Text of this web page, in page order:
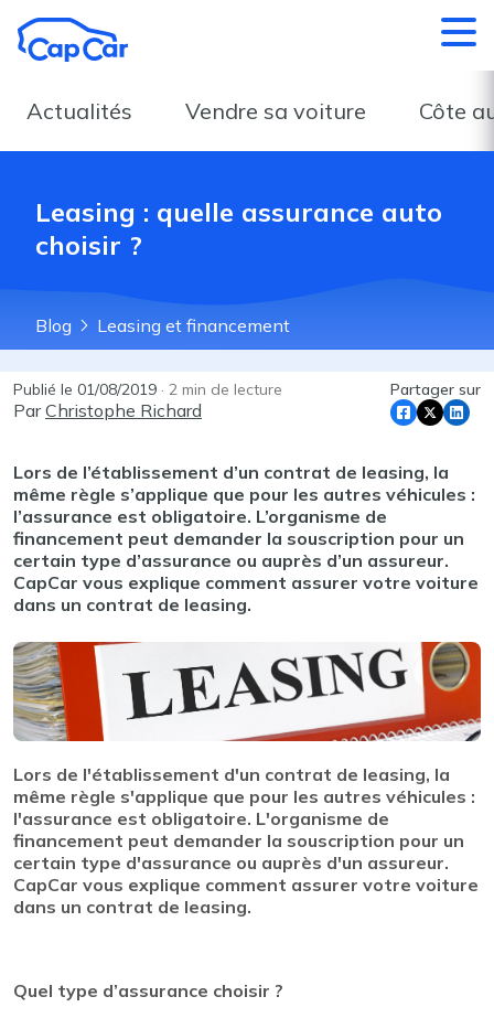
Actualités Vendre sa voiture Côte
Leasing : quelle assurance auto
choisir ?
Blog Leasing et financement
Publié le 01/08/2019 · 2 min de lecture
ParChristophe Richard
Partager sur
Lors de l’établissement d’un contrat de leasing, la
même règle s’applique que pour les autres véhicules :
l’assurance est obligatoire. L’organisme de
financement peut demander la souscription pour un
certain type d’assurance ou auprès d’un assureur.
CapCar vous explique comment assurer votre voiture
dans un contrat de leasing.
Lors de l'établissement d'un contrat de leasing, la
même règle s'applique que pour les autres véhicules :
l'assurance est obligatoire. L'organisme de
financement peut demander la souscription pour un
certain type d'assurance ou auprès d'un assureur.
CapCar vous explique comment assurer votre voiture
dans un contrat de leasing.
Quel type d’assurance choisir ?